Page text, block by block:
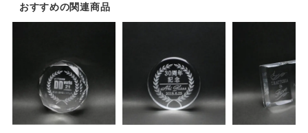
おすすめの関連商品